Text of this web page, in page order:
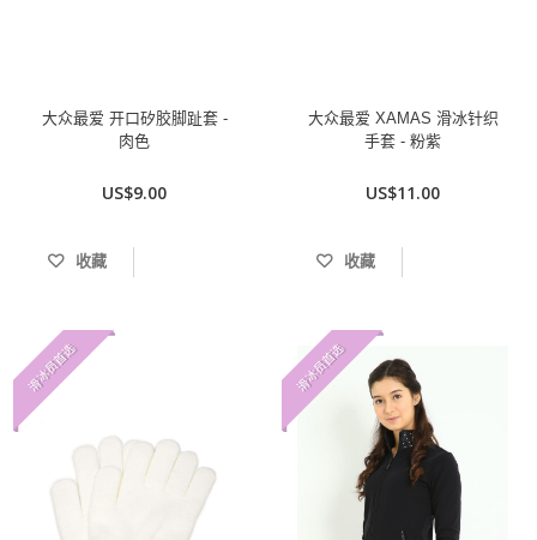
大众最爱 开口矽胶脚趾套 -
肉色
US$9.00
收藏
大众最爱 XAMAS 滑冰针织
手套 - 粉紫
US$11.00
收藏
滑冰员首选 滑冰员首选